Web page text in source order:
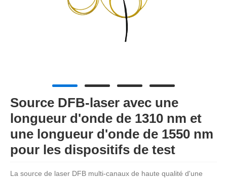
Source DFB-laser avec une
longueur d'onde de 1310 nm et
une longueur d'onde de 1550 nm
pour les dispositifs de test
La source de laser DFB multi-canaux de haute qualité d'une